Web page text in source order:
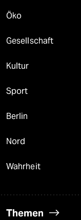
Öko
Gesellschaft
Kultur
Sport
Berlin
Nord
Wahrheit
Themen